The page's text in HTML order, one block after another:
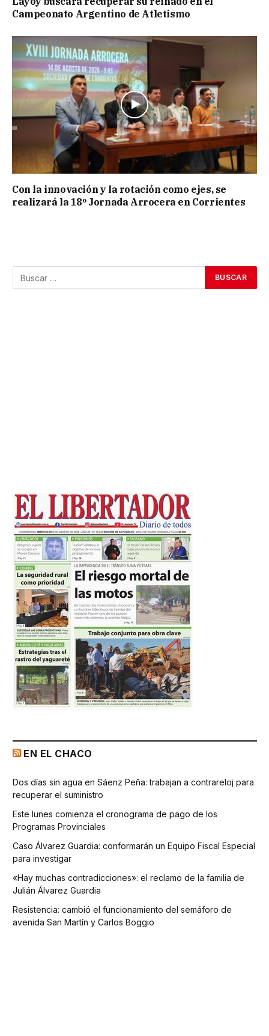
Campeonato Argentino de Atletismo
Con la innovación y la rotación como ejes, se
realizará la 18º Jornada Arrocera en Corrientes
EN EL CHACO
Dos días sin agua en Sáenz Peña: trabajan a contrareloj para
recuperar el suministro
Este lunes comienza el cronograma de pago de los
Programas Provinciales
Caso Álvarez Guardia: conformarán un Equipo Fiscal Especial
para investigar
«Hay muchas contradicciones»: el reclamo de la familia de
Julián Álvarez Guardia
Resistencia: cambió el funcionamiento del semáforo de
avenida San Martín y Carlos Boggio